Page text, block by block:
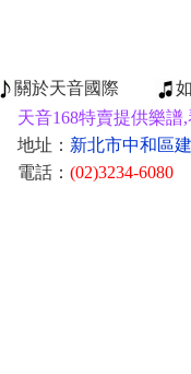
關於天音國際
天音168特賣提供樂
地址： 新北市中和區
電話： (02)3234-6080